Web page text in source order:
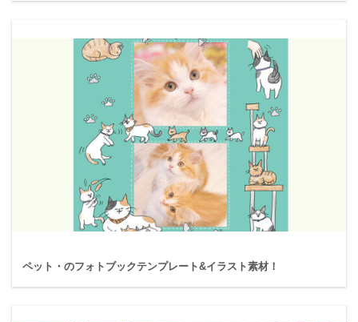
ペット・のフォトブックテンプレート&イラスト素材！